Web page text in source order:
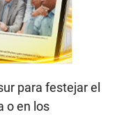
para festejar el
o en los